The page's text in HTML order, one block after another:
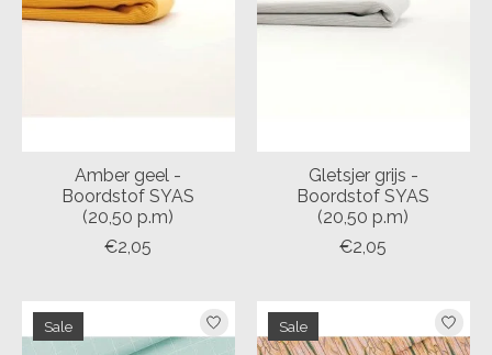
Amber geel -
Boordstof SYAS
(20,50 p.m)
€2,05
Gletsjer grijs -
Boordstof SYAS
(20,50 p.m)
€2,05
Sale Sale